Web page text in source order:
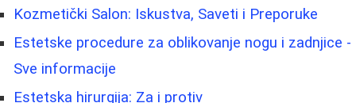
Kozmetički Salon: Iskustva, Saveti i Preporuke
Estetske procedure za oblikovanje nogu i zadnjice -
Sve informacije
Estetska hirurgija: Za i protiv